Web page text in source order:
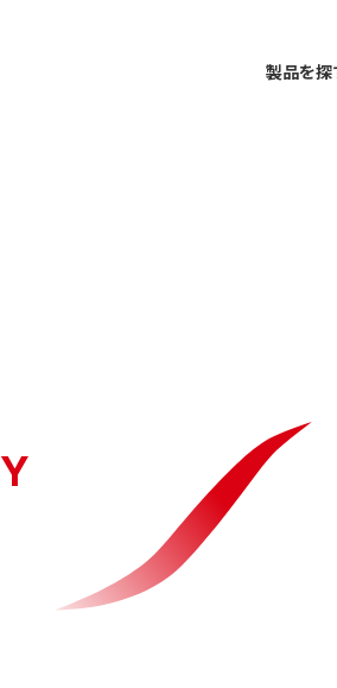
製品を探
トップ
ヒューム
サポート
カスタマーサポートについて
よくある質問